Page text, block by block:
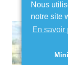
Nous
notre site
En savoir